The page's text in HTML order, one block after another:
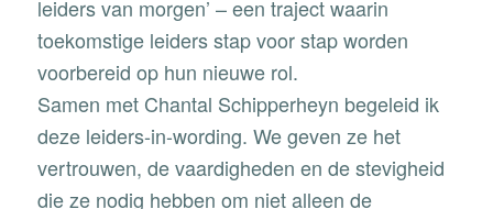
leiders van morgen’ – een traject waarin
toekomstige leiders stap voor stap worden
voorbereid op hun nieuwe rol.
Samen met Chantal Schipperheyn begeleid ik
deze leiders-in-wording. We geven ze het
vertrouwen, de vaardigheden en de stevigheid
die ze nodig hebben om niet alleen de